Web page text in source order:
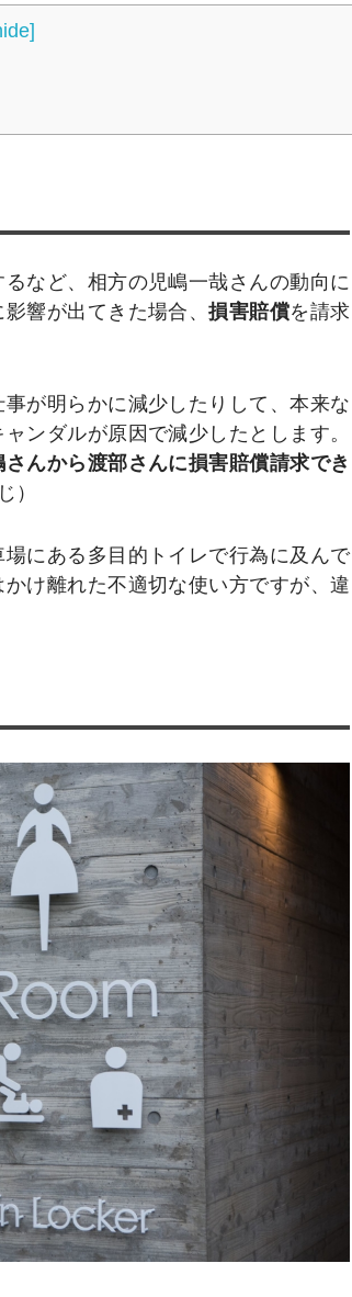
]
など、相方の児嶋一哉さんの動向に
響が出てきた場合、損害賠償を請求
が明らかに減少したりして、本来な
ンダルが原因で減少したとします。
さんから渡部さんに損害賠償請求でき
）
にある多目的トイレで行為に及んで
け離れた不適切な使い方ですが、違